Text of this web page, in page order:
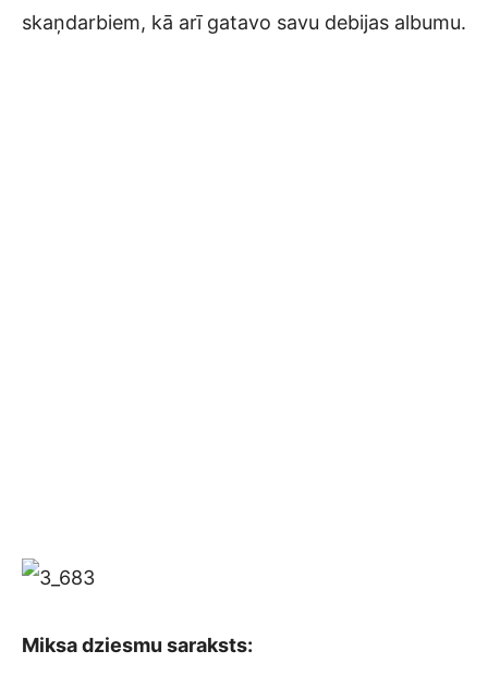
skaņdarbiem, kā arī gatavo savu debijas albumu.
Miksa dziesmu saraksts: